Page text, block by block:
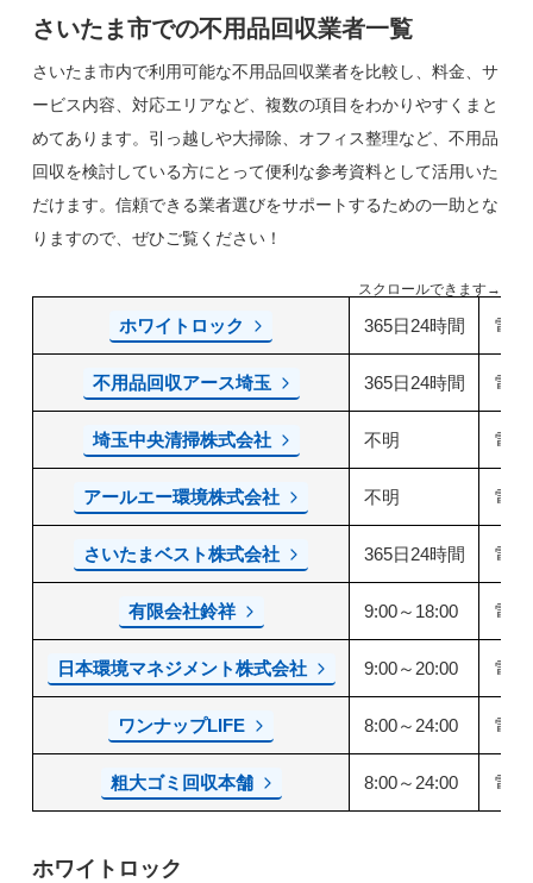
さいたま市での不用品回収業者一覧
さいたま市内で利用可能な不用品回収業者を比較し、料金、サ
ービス内容、対応エリアなど、複数の項目をわかりやすくまと
めてあります。引っ越しや大掃除、オフィス整理など、不用品
回収を検討している方にとって便利な参考資料として活用いた
だけます。信頼できる業者選びをサポートするための一助とな
りますので、ぜひご覧ください！
スクロールできます→
ホワイトロック 365日24時間 電
不用品回収アース埼玉 365日24時間 電
埼玉中央清掃株式会社 不明 電
アールエー環境株式会社 不明 電
さいたまベスト株式会社 365日24時間 電
有限会社鈴祥 9:00～18:00 電
日本環境マネジメント株式会社 9:00～20:00 電
ワンナップLIFE 8:00～24:00 電
粗大ゴミ回収本舗 8:00～24:00 電
ホワイトロック